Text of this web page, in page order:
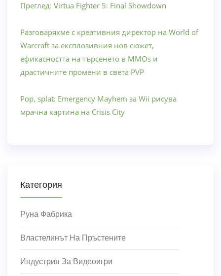
Преглед: Virtua Fighter 5: Final Showdown
Разговаряхме с креативния директор на World of
Warcraft за експлозивния нов сюжет,
ефикасността на търсенето в MMOs и
драстичните промени в света PVP
Pop, splat: Emergency Mayhem за Wii рисува
мрачна картина на Crisis City
Категория
Руна Фабрика
Властелинът На Пръстените
Индустрия За Видеоигри